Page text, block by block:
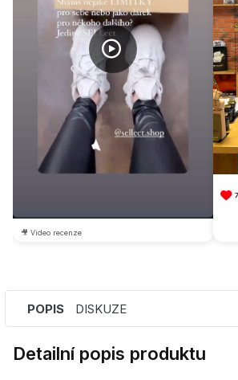
🎥 Video recenze
POPIS DISKUZE
Detailní popis produktu